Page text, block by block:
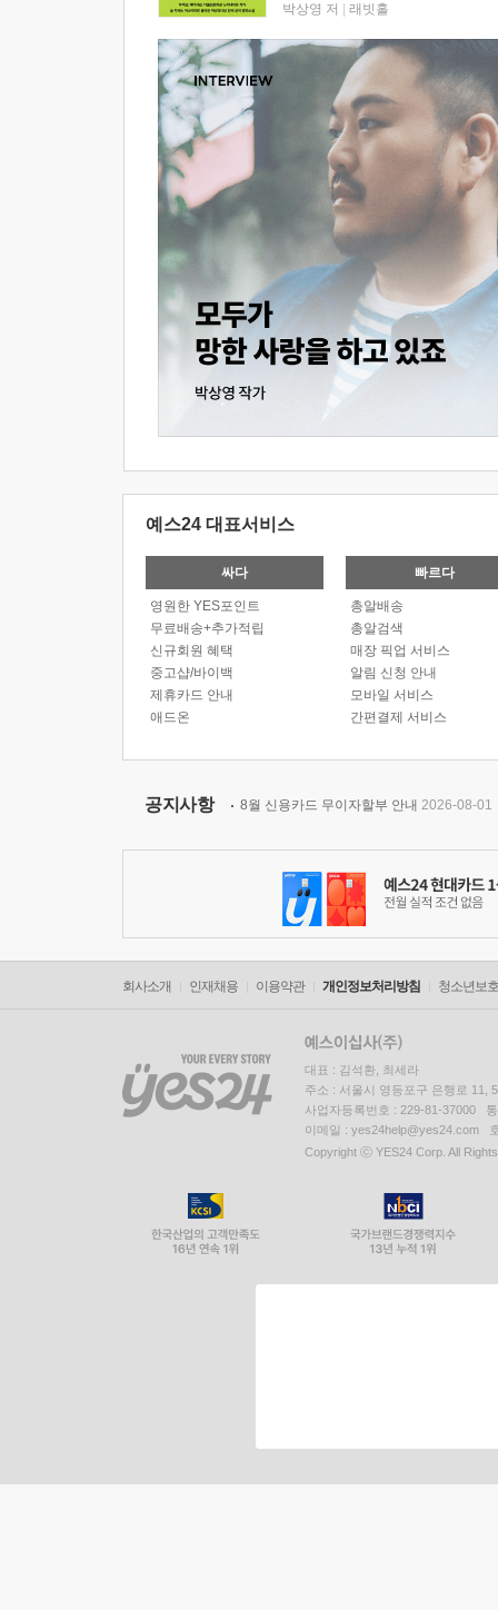
박상영 저 래빗홀
예스24 대표서비스
싸다
영원한 YES포인트
무료배송+추가적립
신규회원 혜택
중고샵/바이백
제휴카드 안내
애드온
빠르다
총알배송
총알검색
매장 픽업 서비스
알림 신청 안내
모바일 서비스
간편결제 서비스
공지사항 8월 신용카드 무이자할부 안내 2026-08-01
회사소개 인재채용 이용약관 개인정보처리방침 청소년보
대표 : 김석환, 최세라
주소 : 서울시 영등포구 은행로 11,
사업자등록번호 : 229-81-37000
이메일 : yes24help@yes24.com
Copyright ⓒ YES24 Corp. All